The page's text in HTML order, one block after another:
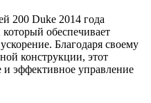
200 Duke 2014 года
обеспечивает
Благодаря своему
конструкции, этот
и эффективное управление